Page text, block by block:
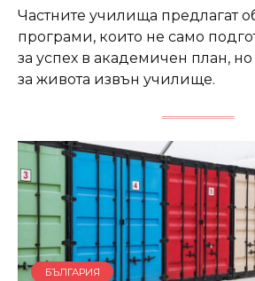
Частните училища предлагат
програми, които не само
за успех в академичен план,
за живота извън училище.
БЪЛГАРИЯ